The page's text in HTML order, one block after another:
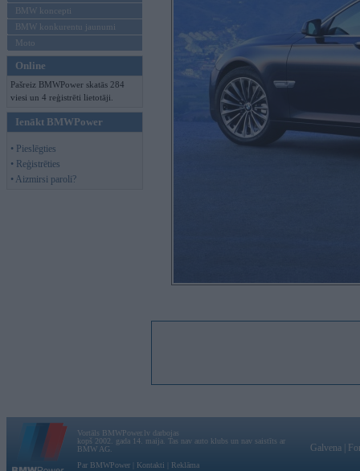
BMW koncepti
BMW konkurentu jaunumi
Moto
Online
Pašreiz BMWPower skatās 284
viesi un 4 reģistrēti lietotāji.
Ienākt BMWPower
• Pieslēgties
• Reģistrēties
• Aizmirsi paroli?
Vortāls BMWPower.lv darbojas
kopš 2002. gada 14. maija. Tas nav auto klubs un nav saistīts ar
BMW AG.
Par BMWPower
Kontakti Reklāma
Galvena